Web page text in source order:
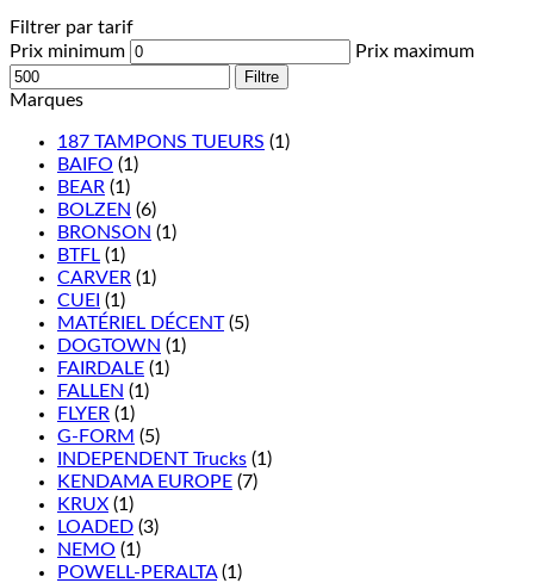
Filtrer par tarif
Prix minimum
Prix maximum
Filtre
Marques
187 TAMPONS TUEURS (1)
BAIFO (1)
BEAR (1)
BOLZEN (6)
BRONSON (1)
BTFL (1)
CARVER (1)
CUEI (1)
MATÉRIEL DÉCENT (5)
DOGTOWN (1)
FAIRDALE (1)
FALLEN (1)
FLYER (1)
G-FORM (5)
INDEPENDENT Trucks (1)
KENDAMA EUROPE (7)
KRUX (1)
LOADED (3)
NEMO (1)
POWELL-PERALTA (1)